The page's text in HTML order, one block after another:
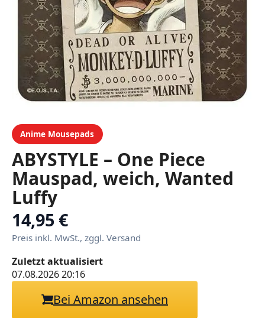
Anime Mousepads
ABYSTYLE – One Piece
Mauspad, weich, Wanted
Luffy
14,95 €
Preis inkl. MwSt., zggl. Versand
Zuletzt aktualisiert
07.08.2026 20:16
Bei Amazon ansehen